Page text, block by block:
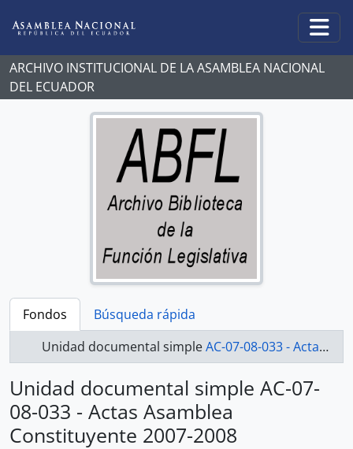
ARCHIVO INSTITUCIONAL DE LA ASAMBLEA NACIONAL
DEL ECUADOR
Fondos
Búsqueda rápida
Unidad documental simpleAC-07-08-033 - Actas Asamblea Constituyente 2007-2008
Unidad documental simple AC-07-
08-033 - Actas Asamblea
Constituyente 2007-2008